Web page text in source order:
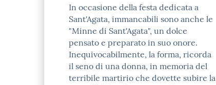
In occasione della festa dedicata a
Sant'Agata, immancabili sono anche le
"Minne di Sant'Agata", un dolce
pensato e preparato in suo onore.
Inequivocabilmente, la forma, ricorda
il seno di una donna, in memoria del
terribile martirio che dovette subire la